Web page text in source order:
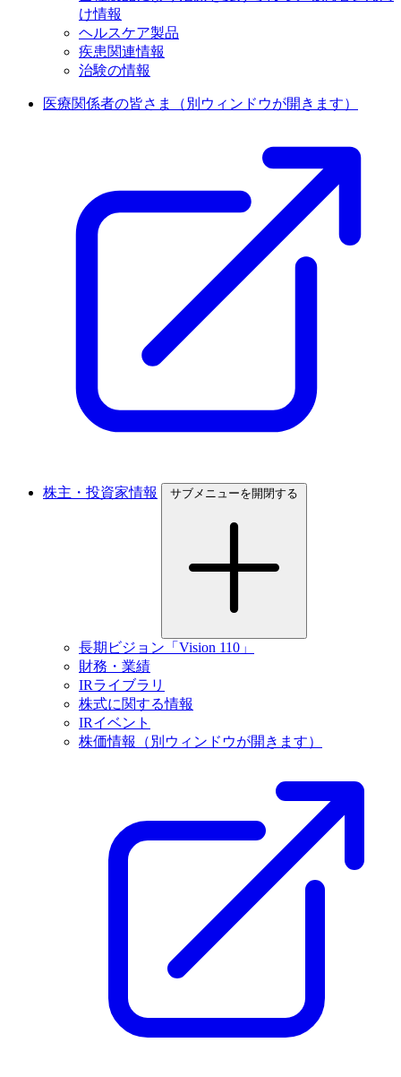
け情報
ヘルスケア製品
疾患関連情報
治験の情報
医療関係者の皆さま （別ウィンドウが開きます）
株主・投資家情報 サブメニューを開閉する
長期ビジョン「Vision 110」
財務・業績
IRライブラリ
株式に関する情報
IRイベント
株価情報
（別ウィンドウが開きます）